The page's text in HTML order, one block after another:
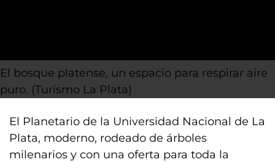
El bosque platense, un espacio para respirar aire
puro. (Turismo La Plata)
El Planetario de la Universidad Nacional de La
Plata, moderno, rodeado de árboles
milenarios y con una oferta para toda la